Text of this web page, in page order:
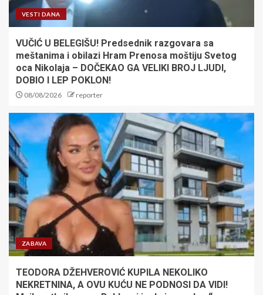
VESTI DANA
VUČIĆ U BELEGIŠU! Predsednik razgovara sa
meštanima i obilazi Hram Prenosa moštiju Svetog
oca Nikolaja – DOČEKAO GA VELIKI BROJ LJUDI,
DOBIO I LEP POKLON!
08/08/2026 reporter
ZABAVA
TEODORA DŽEHVEROVIĆ KUPILA NEKOLIKO
NEKRETNINA, A OVU KUĆU NE PODNOSI DA VIDI!